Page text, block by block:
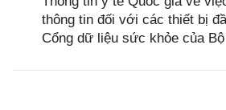
thông tin đối với các thiết bị
Cổng dữ liệu sức khỏe của